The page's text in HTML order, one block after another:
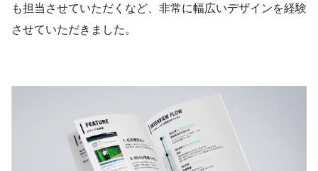
も担当させていただくなど、非常に幅広いデザインを経験
させていただきました。